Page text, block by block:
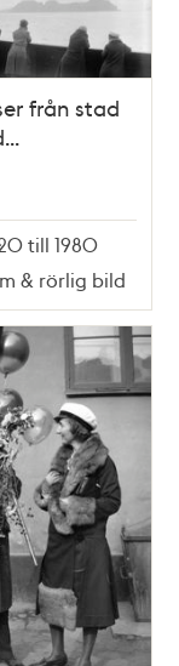
från stad
till 1980
& rörlig bild